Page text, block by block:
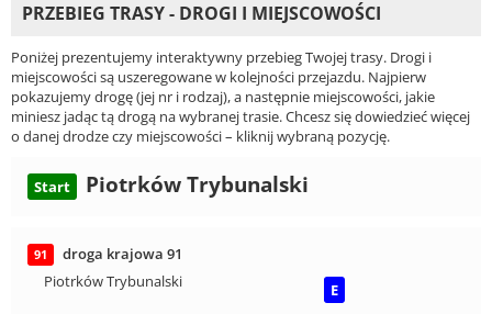
PRZEBIEG TRASY - DROGI I MIEJSCOWOŚCI
Poniżej prezentujemy interaktywny przebieg Twojej trasy. Drogi i
miejscowości są uszeregowane w kolejności przejazdu. Najpierw
pokazujemy drogę (jej nr i rodzaj), a następnie miejscowości, jakie
miniesz jadąc tą drogą na wybranej trasie. Chcesz się dowiedzieć więcej
o danej drodze czy miejscowości – kliknij wybraną pozycję.
Start Piotrków Trybunalski
91
droga krajowa 91
Piotrków Trybunalski
E